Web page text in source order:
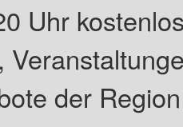
Uhr
der